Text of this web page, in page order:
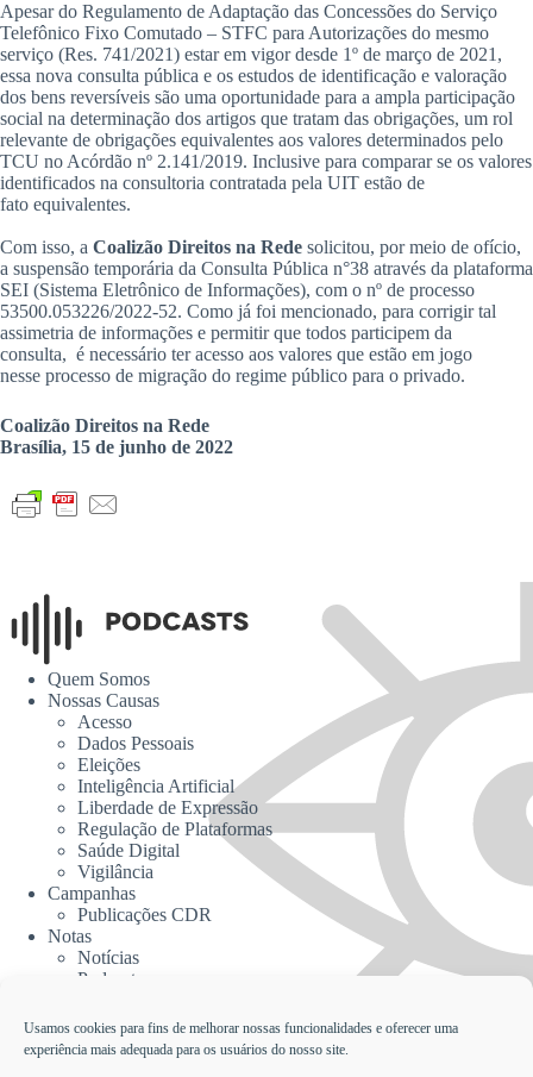
Usamos cookies para fins de melhorar nossas funcionalidades e oferecer uma
experiência mais adequada para os usuários do nosso site.
Apesar do Regulamento de Adaptação das Concessões do Serviço
Telefônico Fixo Comutado – STFC para Autorizações do mesmo
serviço (Res. 741/2021) estar em vigor desde 1º de março de 2021,
essa nova consulta pública e os estudos de identificação e valoração
dos bens reversíveis são uma oportunidade para a ampla participação
social na determinação dos artigos que tratam das obrigações, um rol
relevante de obrigações equivalentes aos valores determinados pelo
TCU no Acórdão nº 2.141/2019. Inclusive para comparar se os valores
identificados na consultoria contratada pela UIT estão de
fato equivalentes.
Com isso, a Coalizão Direitos na Rede solicitou, por meio de ofício,
a suspensão temporária da Consulta Pública n°38 através da plataforma
SEI (Sistema Eletrônico de Informações), com o nº de processo
53500.053226/2022-52. Como já foi mencionado, para corrigir tal
assimetria de informações e permitir que todos participem da
consulta, é necessário ter acesso aos valores que estão em jogo
nesse processo de migração do regime público para o privado.
Coalizão Direitos na Rede
Brasília, 15 de junho de 2022
Quem Somos
Nossas Causas
Acesso
Dados Pessoais
Eleições
Inteligência Artificial
Liberdade de Expressão
Regulação de Plataformas
Saúde Digital
Vigilância
Campanhas
Publicações CDR
Notas
Notícias
Podcasts
Contato